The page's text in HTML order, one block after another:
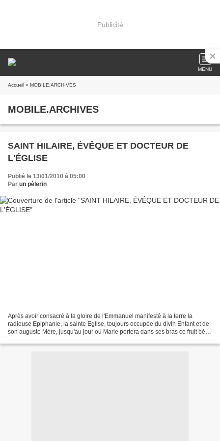
Publicité
MENU
Accueil » MOBILE.ARCHIVES
MOBILE.ARCHIVES
SAINT HILAIRE, ÉVÊQUE ET DOCTEUR DE
L'ÉGLISE
Publié le 13/01/2010 à 05:00
Par un pèlerin
Après avoir consacré à la gloire de l'Emmanuel manifesté à la terre la
radieuse Epiphanie, la sainte Eglise, toujours occupée du divin Enfant et de
son auguste Mère, jusqu'au jour où Marie portera dans ses bras ce fruit béni